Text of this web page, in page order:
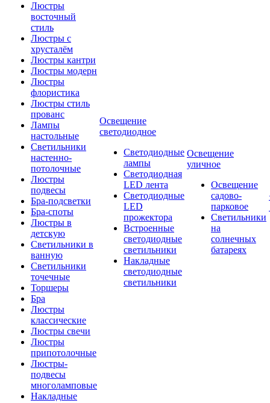
Люстры
восточный
стиль
Люстры с
хрусталём
Люстры кантри
Люстры модерн
Люстры
флористика
Люстры стиль
прованс
Лампы
настольные
Светильники
настенно-
потолочные
Люстры
подвесы
Бра-подсветки
Бра-споты
Люстры в
детскую
Светильники в
ванную
Светильники
точечные
Торшеры
Бра
Люстры
классические
Люстры свечи
Люстры
припотолочные
Люстры-
подвесы
многоламповые
Накладные
Освещение
светодиодное
Светодиодные
лампы
Светодиодная
LED лента
Светодиодные
LED
прожектора
Встроенные
светодиодные
светильники
Накладные
светодиодные
светильники
Освещение
уличное
Освещение
садово-
парковое
Светильники
на
солнечных
батареях